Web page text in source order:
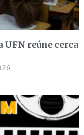
UFN reúne cerca